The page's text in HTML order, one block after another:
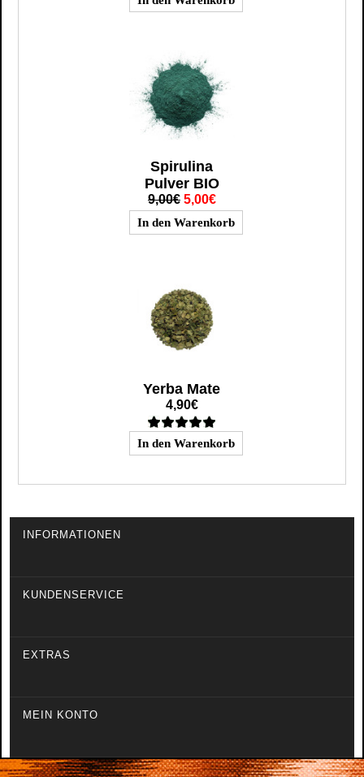
Spirulina
Pulver BIO
9,00€ 5,00€
Yerba Mate
4,90€
INFORMATIONEN
KUNDENSERVICE
EXTRAS
MEIN KONTO